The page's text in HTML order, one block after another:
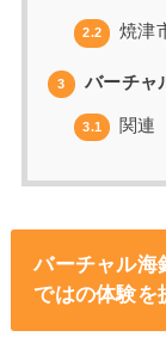
2.2 焼津
3 バーチャ
3.1 関連
バーチャル海
ではの体験を